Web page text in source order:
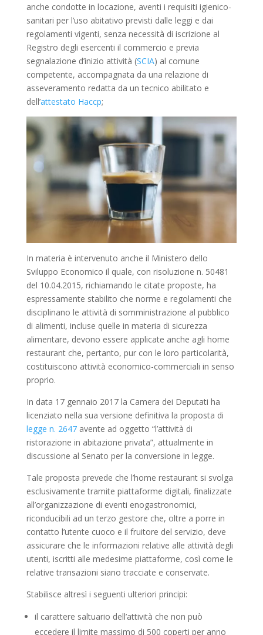
anche condotte in locazione, aventi i requisiti igienico-
sanitari per l’uso abitativo previsti dalle leggi e dai
regolamenti vigenti, senza necessità di iscrizione al
Registro degli esercenti il commercio e previa
segnalazione d’inizio attività (SCIA) al comune
competente, accompagnata da una relazione di
asseveramento redatta da un tecnico abilitato e
dell’attestato Haccp;
In materia è intervenuto anche il Ministero dello
Sviluppo Economico il quale, con risoluzione n. 50481
del 10.04.2015, richiamando le citate proposte, ha
espressamente stabilito che norme e regolamenti che
disciplinano le attività di somministrazione al pubblico
di alimenti, incluse quelle in materia di sicurezza
alimentare, devono essere applicate anche agli home
restaurant che, pertanto, pur con le loro particolarità,
costituiscono attività economico-commerciali in senso
proprio.
In data 17 gennaio 2017 la Camera dei Deputati ha
licenziato nella sua versione definitiva la proposta di
legge n. 2647avente ad oggetto “l’attività di
ristorazione in abitazione privata”, attualmente in
discussione al Senato per la conversione in legge.
Tale proposta prevede che l’home restaurant si svolga
esclusivamente tramite piattaforme digitali, finalizzate
all’organizzazione di eventi enogastronomici,
riconducibili ad un terzo gestore che, oltre a porre in
contatto l’utente cuoco e il fruitore del servizio, deve
assicurare che le informazioni relative alle attività degli
utenti, iscritti alle medesime piattaforme, così come le
relative transazioni siano tracciate e conservate.
Stabilisce altresì i seguenti ulteriori principi:
il carattere saltuario dell’attività che non può
eccedere il limite massimo di 500 coperti per anno